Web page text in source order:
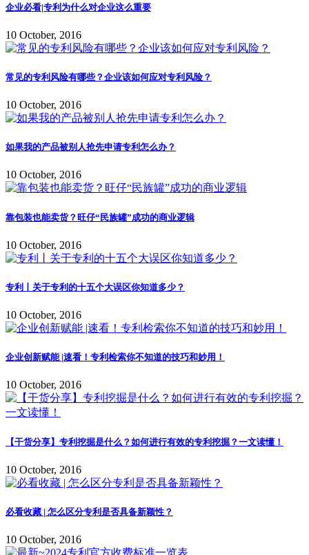
企业必看|专利为什么对企业这么重要
10 October, 2016
常见的专利风险有哪些？企业该如何应对专利风险？
10 October, 2016
如果我的产品被别人抢先申请专利怎么办？
10 October, 2016
靠包装也能卖货？旺仔“民族罐”成功的商业逻辑
10 October, 2016
专利丨关于专利的十五个大误区你知道多少？
10 October, 2016
企业创新赋能 |速看！专利检索你不知道的技巧和妙用！
10 October, 2016
【干货分享】专利挖掘是什么？如何进行有效的专利挖掘？一文读懂！
10 October, 2016
必看收藏 | 怎么区分专利是否具备新颖性？
10 October, 2016